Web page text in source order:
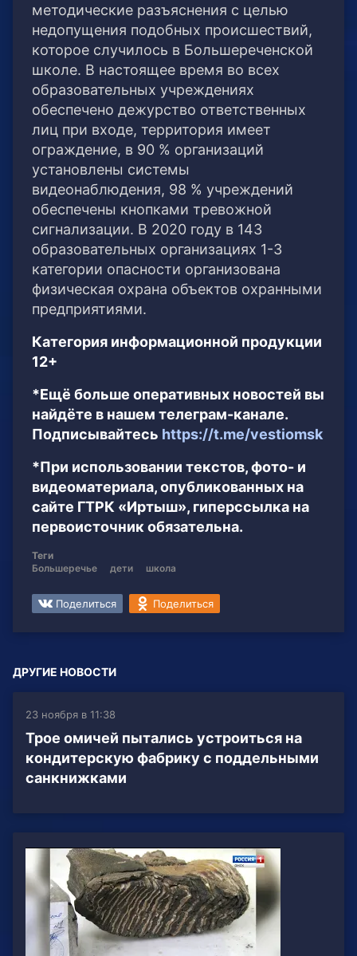
методические разъяснения с целью
недопущения подобных происшествий,
которое случилось в Большереченской
школе. В настоящее время во всех
образовательных учреждениях
обеспечено дежурство ответственных
лиц при входе, территория имеет
ограждение, в 90 % организаций
установлены системы
видеонаблюдения, 98 % учреждений
обеспечены кнопками тревожной
сигнализации. В 2020 году в 143
образовательных организациях 1-3
категории опасности организована
физическая охрана объектов охранными
предприятиями.
Категория информационной продукции
12+
*Ещё больше оперативных новостей вы
найдёте в нашем телеграм-канале.
Подписывайтесь https://t.me/vestiomsk
*При использовании текстов, фото- и
видеоматериала, опубликованных на
сайте ГТРК «Иртыш», гиперссылка на
первоисточник обязательна.
Теги
Большеречье
дети школа
Поделиться Поделиться
ДРУГИЕ НОВОСТИ
23 ноября в 11:38
Трое омичей пытались устроиться на
кондитерскую фабрику с поддельными
санкнижками